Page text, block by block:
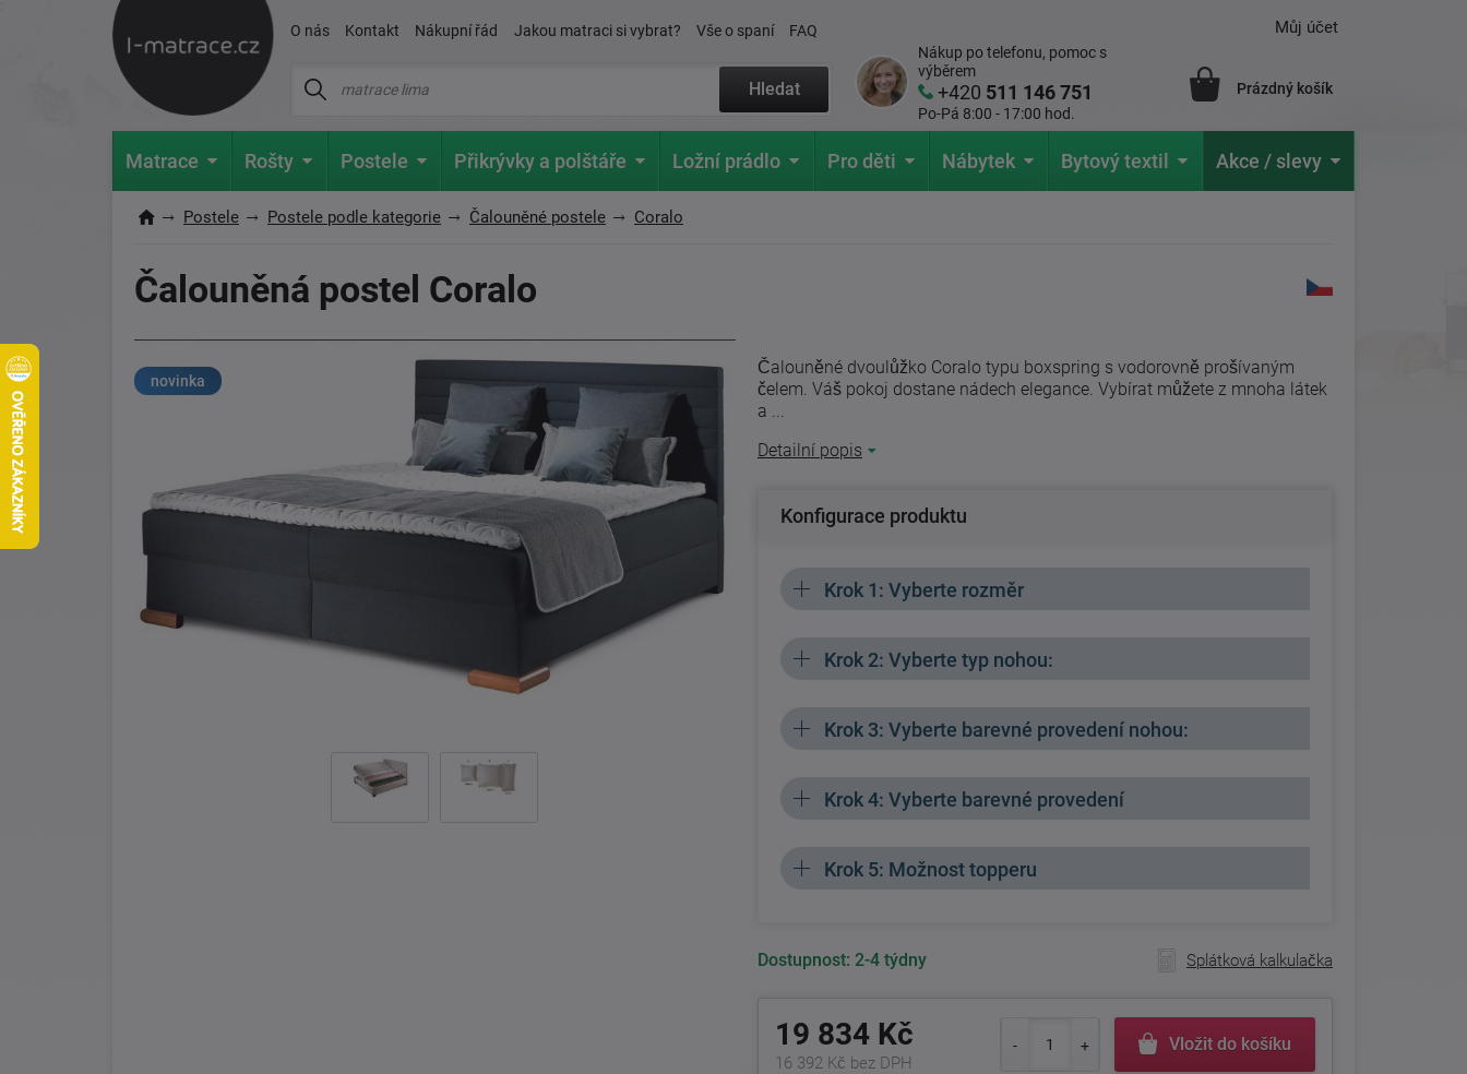
O nás Kontakt Nákupní řád Jakou matraci si vybrat? Vše o spaní FAQ
Hledat
Nákup po telefonu, pomoc s
výběrem
+420 511 146 751
Po-Pá 8:00 - 17:00 hod.
Můj účet
Prázdný košík
Matrace Rošty Postele Přikrývky a polštáře Ložní prádlo Pro děti Nábytek Bytový textil Akce / slevy
Postele Postele podle kategorie Čalouněné postele Coralo
Čalouněná postel Coralo
novinka
Čalouněné dvoulůžko Coralo typu boxspring s vodorovně prošívaným
čelem. Váš pokoj dostane nádech elegance. Vybírat můžete z mnoha látek
a ...
Detailní popis
Konfigurace produktu
Krok 1: Vyberte rozměr
Krok 2: Vyberte typ nohou:
Krok 3: Vyberte barevné provedení nohou:
Krok 4: Vyberte barevné provedení
Krok 5: Možnost topperu
Dostupnost: 2-4 týdny Splátková kalkulačka
19 834 Kč
16 392 Kč bez DPH
Vložit do košíku